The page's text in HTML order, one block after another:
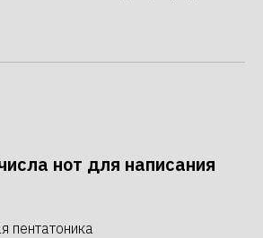
нот для написания
пентатоника